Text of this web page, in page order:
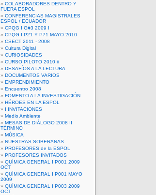
COLABORADORES DENTRO Y
FUERA ESPOL
CONFERENCIAS MAGISTRALES
ESPOL / ECUADOR
CPQG I G#3 2009 I
CPQG I P21 Y P71 MAYO 2010
CSECT 2011 - 2008
Cultura Digital
CURIOSIDADES
CURSO PILOTO 2010 ii
DESAFÍOS A LA LECTURA
DOCUMENTOS VARIOS
EMPRENDIMIENTO
Encuentro 2008
FOMENTO A LA INVESTIGACIÓN
HÉROES EN LA ESPOL
I INVITACIONES
Medio Ambiente
MESAS DE DIÁLOGO 2008 II
TÉRMINO
MÚSICA
NUESTRAS SOBERANAS
PROFESORES de la ESPOL
PROFESORES INVITADOS
QUÍMICA GENERAL I P001 2009
OCT
QUÍMICA GENERAL I P001 MAYO
2009
QUÍMICA GENERAL I P003 2009
OCT